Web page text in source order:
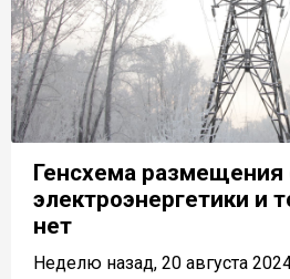
Генсхема размещения
электроэнергетики и
нет
Неделю назад, 20 августа